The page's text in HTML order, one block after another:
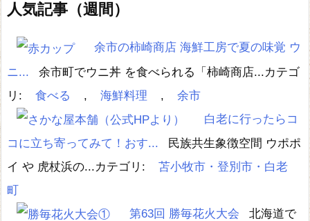
人気記事（週間）
余市の柿崎商店 海鮮工房で夏の味覚 ウ
ニ...
余市町でウニ丼 を食べられる「柿崎商店...カテゴ
リ:
食べる , 海鮮料理 ,
余市
白老に行ったらコ
コに立ち寄ってみて！おす...
民族共生象徴空間 ウポポ
イ や 虎杖浜の...カテゴリ:
苫小牧市・登別市・白老
町
第63回 勝毎花火大会
北海道で